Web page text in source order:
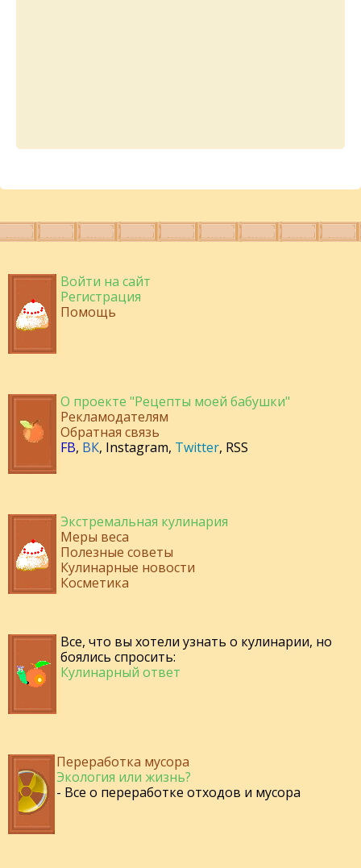
Войти на сайт
Регистрация
Помощь
О проекте "Рецепты моей бабушки"
Рекламодателям
Обратная связь
FB, ВК, Instagram, Twitter, RSS
Экстремальная кулинария
Меры веса
Полезные советы
Кулинарные новости
Косметика
Все, что вы хотели узнать о кулинарии, но
боялись спросить:
Кулинарный ответ
Переработка мусора
Экология или жизнь?
- Все о переработке отходов и мусора